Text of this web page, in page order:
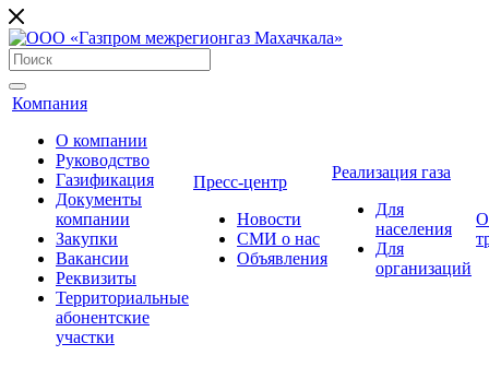
Компания
О компании
Руководство
Газификация
Документы
компании
Закупки
Вакансии
Реквизиты
Территориальные
абонентские
участки
Пресс-центр
Новости
СМИ о нас
Объявления
Реализация газа
Для
населения
Для
организаций